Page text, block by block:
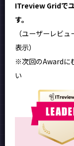
ITreview Gridで
す。
（ユーザーレビ
表示）
※次回のAwardに
い